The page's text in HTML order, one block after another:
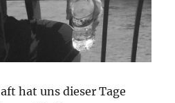
hat uns dieser Tage